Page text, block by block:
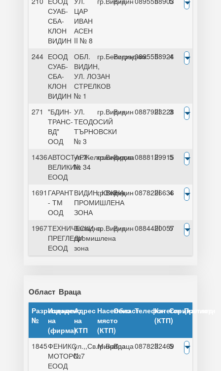
СУАБ-
СБА-
КЛОН
ВИДИН
ЦАР
ИВАН
АСЕН
II № 8
244 ЕООД
СУАБ-
СБА-
КЛОН
ВИДИН
ОБЛ.
ВИДИН,
УЛ. ЛОЗАН
СТРЕЛКОВ
№ 1
гр.Белоградчик
Видин0895558924
II 4
271
"БДИН-
ТРАНС-
ВД"
ООД
УЛ.
ТЕОДОСИЙ
ТЪРНОВСКИ
№ 3
гр.Видин
Видин0887923228
III 3
1436АВТОСТАРТ-
ВЕЛИКИН
ЕООД
ул.Железничарска
№ 34
гр.Видин
Видин0888129915
II 5
1691 ГАРАНТ
- ТМ
ООД
ВИДИН, ЮЖНА
ПРОМИШЛЕНА
ЗОНА
гр.Видин
Видин0878226636
III 4
1967ТЕХНИЧЕСКИ
ПРЕГЛЕДИ
ЕООД
Западна
промишлена
зона
гр.Видин
Видин0884420057
III 5
Област Враца
Разрешение
№
Издадено
на
(фирма)
Адрес
на
КТП
Населено
място
(КТП)
ОбластТелефонКатегория
(КТП)
Специалисти
Преглед
1845ФЕНИКС
МОТОРС
ЕООД
ул.,,Св.Мина''
№7
гр.Враца
Враца0878232469
II 5